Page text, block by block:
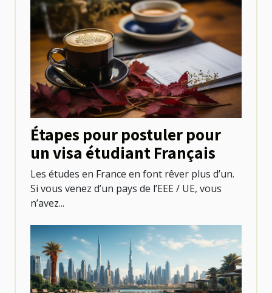
Étapes pour postuler pour
un visa étudiant Français
Les études en France en font rêver plus d’un.
Si vous venez d’un pays de l’EEE / UE, vous
n’avez...